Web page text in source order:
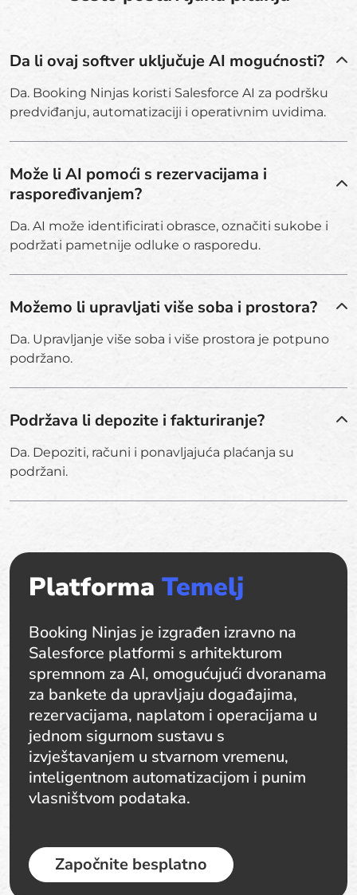
Da li ovaj softver uključuje AI mogućnosti?
Da. Booking Ninjas koristi Salesforce AI za podršku
predviđanju, automatizaciji i operativnim uvidima.
Može li AI pomoći s rezervacijama i
raspoređivanjem?
Da. AI može identificirati obrasce, označiti sukobe i
podržati pametnije odluke o rasporedu.
Možemo li upravljati više soba i prostora?
Da. Upravljanje više soba i više prostora je potpuno
podržano.
Podržava li depozite i fakturiranje?
Da. Depoziti, računi i ponavljajuća plaćanja su
podržani.
Platforma Temelj
Booking Ninjas je izgrađen izravno na
Salesforce platformi s arhitekturom
spremnom za AI, omogućujući dvoranama
za bankete da upravljaju događajima,
rezervacijama, naplatom i operacijama u
jednom sigurnom sustavu s
izvještavanjem u stvarnom vremenu,
inteligentnom automatizacijom i punim
vlasništvom podataka.
Započnite besplatno